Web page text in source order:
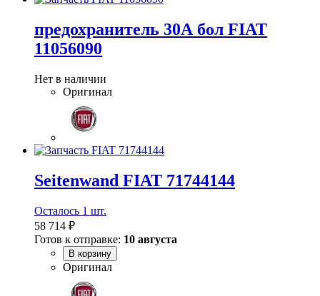
предохранитель 30А бол FIAT
11056090
Нет в наличии
Оригинал
Seitenwand FIAT 71744144
Осталось 1 шт.
58 714 ₽
Готов к отправке: 10 августа
В корзину
Оригинал